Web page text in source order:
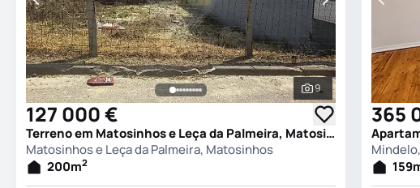
Ver todas as
9
127 000 €
Terreno em Matosinhos e Leça da Palmeira, Matosinhos
Matosinhos e Leça da Palmeira, Matosinhos
200m2
365
159